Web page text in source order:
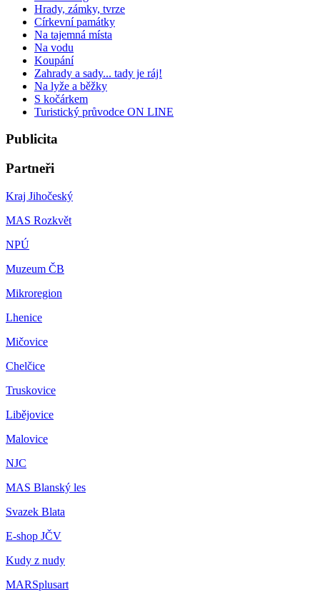
Hrady, zámky, tvrze
Církevní památky
Na tajemná místa
Na vodu
Koupání
Zahrady a sady... tady je ráj!
Na lyže a běžky
S kočárkem
Turistický průvodce ON LINE
Publicita
Partneři
Kraj Jihočeský
MAS Rozkvět
NPÚ
Muzeum ČB
Mikroregion
Lhenice
Mičovice
Chelčice
Truskovice
Libějovice
Malovice
NJC
MAS Blanský les
Svazek Blata
E-shop JČV
Kudy z nudy
MARSplusart